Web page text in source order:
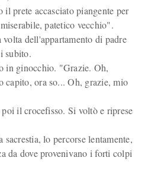
il prete accasciato piangente per
patetico vecchio".
dell'appartamento di padre
subito.
in ginocchio. "Grazie. Oh,
capito, ora so... Oh, grazie, mio
il crocefisso. Si voltò e riprese
lo percorse lentamente,
da dove provenivano i forti colpi